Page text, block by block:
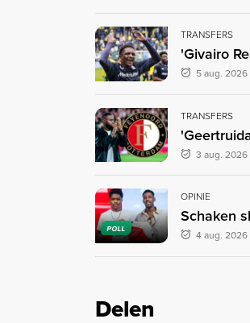
TRANSFERS
'Givairo
5 aug. 2026
TRANSFERS
3 aug. 2026
POLL
OPINIE
Schaken
4 aug. 2026
Delen